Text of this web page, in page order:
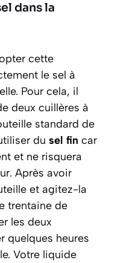
dans la
cette
le sel à
Pour cela, il
deux cuillères à
standard de
du sel fin car
et ne risquera
Après avoir
et agitez-la
trentaine de
les deux
quelques heures
Votre liquide